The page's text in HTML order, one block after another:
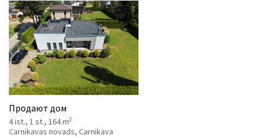
Продают дом
4 ist., 1 st., 164 m2
Carnikavas novads, Carnikava